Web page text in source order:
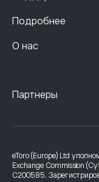
Подробнее
О нас
Партнеры
eToro (Europe) Ltd
Exchange Commission
C200585.